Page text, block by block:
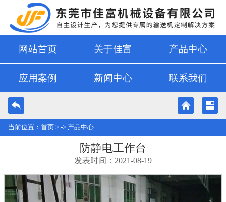
网站首页 关于佳富 产品中心
应用案例 新闻中心 联系我们
当前位置： 首页 > -> 产品中心
防静电工作台
发表时间：2021-08-19